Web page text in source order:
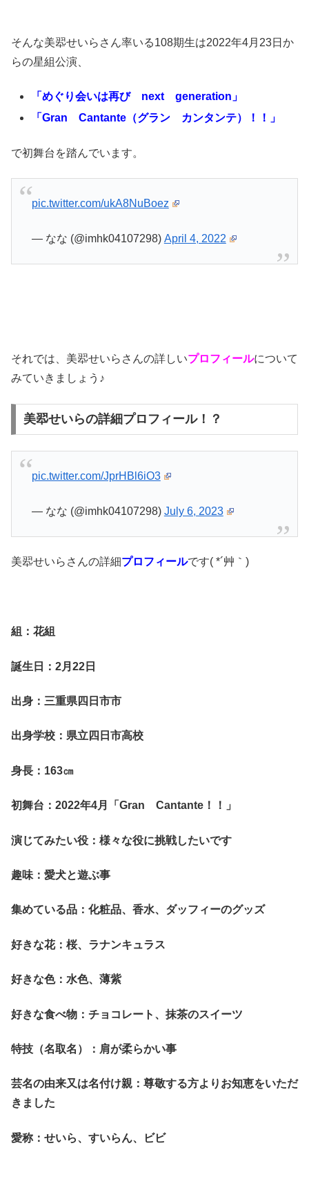
そんな美翆せいらさん率いる108期生は2022年4月23日か
らの星組公演、
「めぐり会いは再び next generation」
「Gran Cantante（グラン カンタンテ）！！」
で初舞台を踏んでいます。
pic.twitter.com/ukA8NuBoez
— なな (@imhk04107298) April 4, 2022
それでは、美翆せいらさんの詳しいプロフィールについて
みていきましょう♪
美翆せいらの詳細プロフィール！？
pic.twitter.com/JprHBl6iO3
— なな (@imhk04107298) July 6, 2023
美翆せいらさんの詳細プロフィールです( *´艸｀)
組：花組
誕生日：2月22日
出身：三重県四日市市
出身学校：県立四日市高校
身長：163㎝
初舞台：2022年4月「Gran Cantante！！」
演じてみたい役：様々な役に挑戦したいです
趣味：愛犬と遊ぶ事
集めている品：化粧品、香水、ダッフィーのグッズ
好きな花：桜、ラナンキュラス
好きな色：水色、薄紫
好きな食べ物：チョコレート、抹茶のスイーツ
特技（名取名）：肩が柔らかい事
芸名の由来又は名付け親：尊敬する方よりお知恵をいただ
きました
愛称：せいら、すいらん、ビビ